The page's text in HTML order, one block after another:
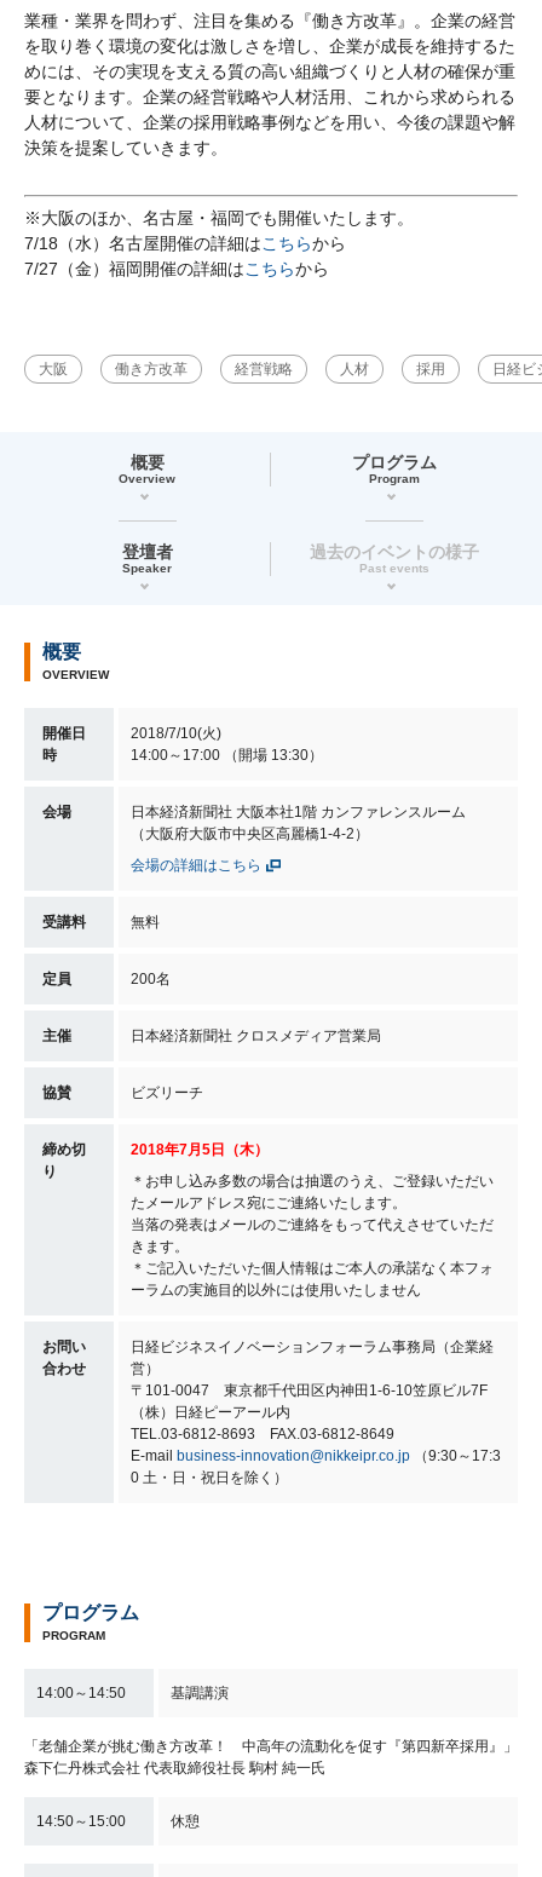
業種・業界を問わず、注目を集める『働き方改革』。企業の経営
を取り巻く環境の変化は激しさを増し、企業が成長を維持するた
めには、その実現を支える質の高い組織づくりと人材の確保が重
要となります。企業の経営戦略や人材活用、これから求められる
人材について、企業の採用戦略事例などを用い、今後の課題や解
決策を提案していきます。
※大阪のほか、名古屋・福岡でも開催いたします。
7/18（水）名古屋開催の詳細はこちらから
7/27（金）福岡開催の詳細はこちらから
大阪 働き方改革 経営戦略 人材 採用 日経ビ
概要
Overview
プログラム
Program
登壇者
Speaker
過去のイベントの様子
Past events
概要
OVERVIEW
開催日
時
2018/7/10(火)
14:00～17:00 （開場 13:30）
会場
日本経済新聞社 大阪本社1階 カンファレンスルーム
（大阪府大阪市中央区高麗橋1-4-2）
会場の詳細はこちら
受講料 無料
定員 200名
主催 日本経済新聞社 クロスメディア営業局
協賛 ビズリーチ
締め切
り
2018年7月5日（木）
＊お申し込み多数の場合は抽選のうえ、ご登録いただい
たメールアドレス宛にご連絡いたします。
当落の発表はメールのご連絡をもって代えさせていただ
きます。
＊ご記入いただいた個人情報はご本人の承諾なく本フォ
ーラムの実施目的以外には使用いたしません
お問い
合わせ
日経ビジネスイノベーションフォーラム事務局（企業経
営）
〒101-0047 東京都千代田区内神田1-6-10笠原ビル7F
（株）日経ピーアール内
TEL.03-6812-8693 FAX.03-6812-8649
E-mail business-innovation@nikkeipr.co.jp （9:30～17:3
0 土・日・祝日を除く）
プログラム
PROGRAM
14:00～14:50 基調講演
「老舗企業が挑む働き方改革！ 中高年の流動化を促す『第四新卒採用』」
森下仁丹株式会社 代表取締役社長 駒村 純一氏
14:50～15:00 休憩